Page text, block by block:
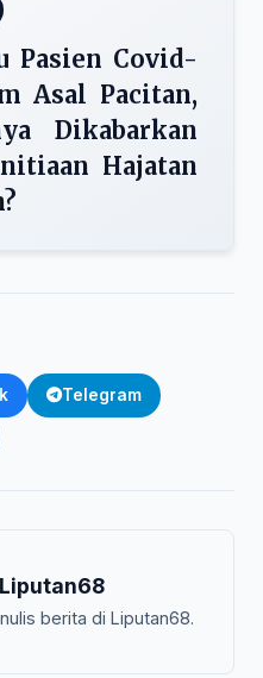
Pasien Covid-
Asal Pacitan,
Dikabarkan
Hajatan
Telegram
Liputan68
berita di Liputan68.